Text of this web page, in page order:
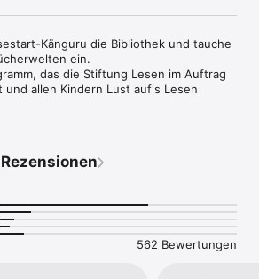
Känguru die Bibliothek und tauche
ein.
das die Stiftung Lesen im Auftrag
und allen Kindern Lust auf's Lesen
bringt Chaos in seine
mit dem Känguru in fünf
Geschichten ein und hilf ihm wieder
Lese selbst, lass dir vorlesen, spiele die
oder gemeinsam mit deinen Eltern
562 Bewertungen